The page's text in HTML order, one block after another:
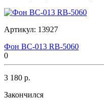
Артикул: 13927
Фон BC-013 RB-5060
0
3 180 р.
Закончился